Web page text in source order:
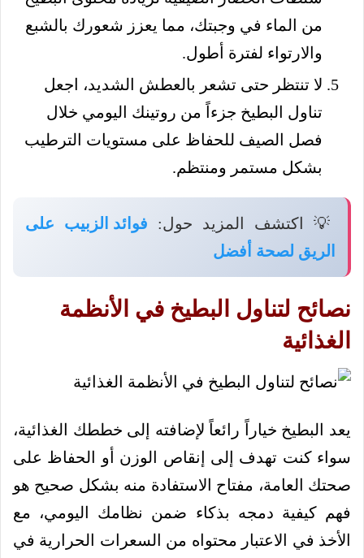
من الماء في وجبتك، مما يعزز شعورك بالشبع
والارتواء لفترة أطول.
لا تنتظر حتى تشعر بالعطش الشديد، اجعل
تناول البطيخ جزءاً من روتينك اليومي خلال
فصل الصيف للحفاظ على مستويات الترطيب
بشكل مستمر ومنتظم.
💡 اكتشف المزيد حول: فوائد الزبيب على
الريق لصحة أفضل
نصائح لتناول البطيخ في الأنظمة
الغذائية
يعد البطيخ خياراً رائعاً لإضافته إلى خططك الغذائية،
سواء كنت تهدف إلى إنقاص الوزن أو الحفاظ على
صحتك العامة، مفتاح الاستفادة منه بشكل صحيح هو
فهم كيفية دمجه بذكاء ضمن نظامك اليومي، مع
الأخذ في الاعتبار محتواه من السعرات الحرارية في